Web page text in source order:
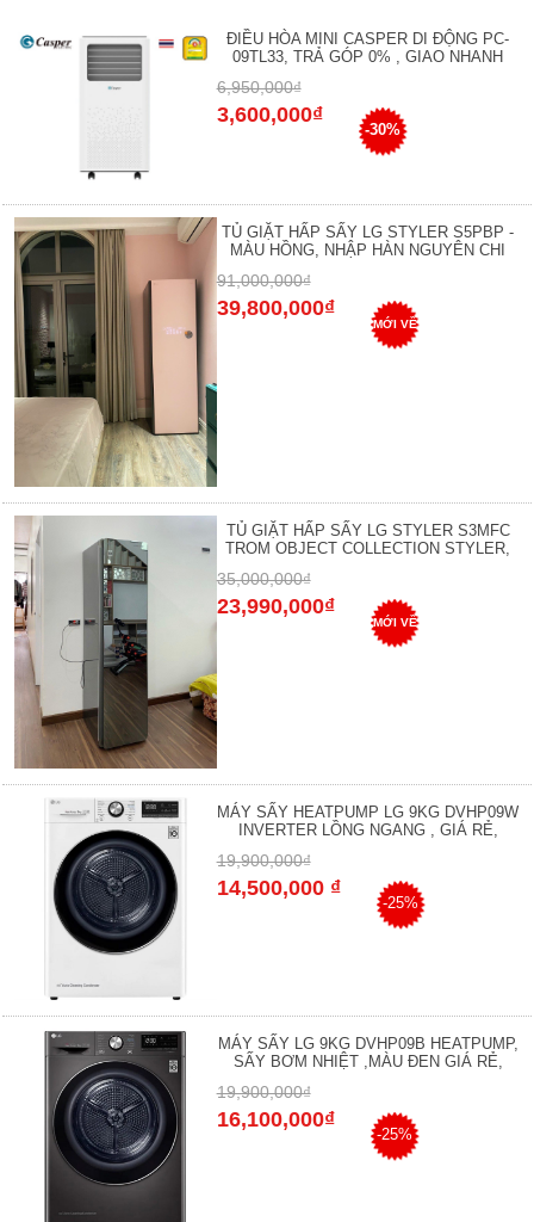
ĐIỀU HÒA MINI CASPER DI ĐỘNG PC-
09TL33, TRẢ GÓP 0% , GIAO NHANH
6,950,000₫
3,600,000₫
-30%
TỦ GIẶT HẤP SẤY LG STYLER S5PBP -
MÀU HỒNG, NHẬP HÀN NGUYÊN CHI
91,000,000₫
39,800,000₫
MỚI VỀ
TỦ GIẶT HẤP SẤY LG STYLER S3MFC
TROM OBJECT COLLECTION STYLER,
35,000,000₫
23,990,000₫
MỚI VỀ
MÁY SẤY HEATPUMP LG 9KG DVHP09W
INVERTER LỒNG NGANG , GIÁ RẺ,
19,900,000₫
14,500,000 ₫
-25%
MÁY SẤY LG 9KG DVHP09B HEATPUMP,
SẤY BƠM NHIỆT ,MÀU ĐEN GIÁ RẺ,
19,900,000₫
16,100,000₫
-25%